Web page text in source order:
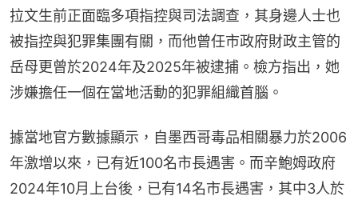
拉文生前正面臨多項指控與司法調查，其身邊人士也
被指控與犯罪集團有關，而他曾任市政府財政主管的
岳母更曾於2024年及2025年被逮捕。檢方指出，她
涉嫌擔任一個在當地活動的犯罪組織首腦。
據當地官方數據顯示，自墨西哥毒品相關暴力於2006
年激增以來，已有近100名市長遇害。而辛鮑姆政府
2024年10月上台後，已有14名市長遇害，其中3人於